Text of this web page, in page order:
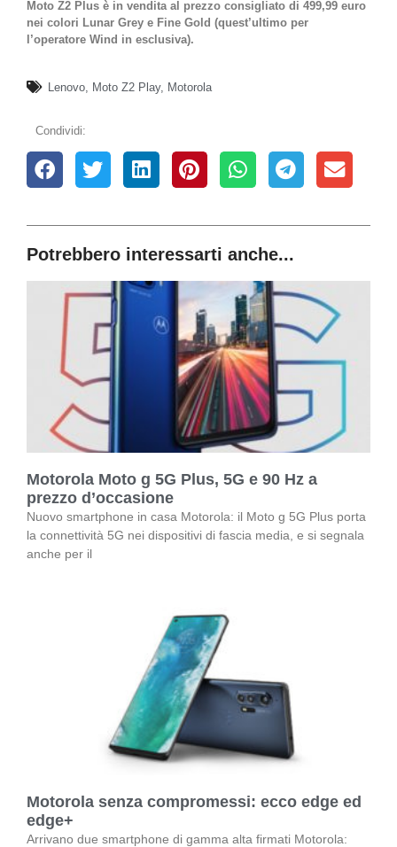
Moto Z2 Plus è in vendita al prezzo consigliato di 499,99 euro
nei colori Lunar Grey e Fine Gold (quest’ultimo per
l’operatore Wind in esclusiva).
Lenovo Moto Z2 Play, Motorola
Condividi:
Potrebbero interessarti anche...
Motorola Moto g 5G Plus, 5G e 90 Hz a
prezzo d’occasione
Nuovo smartphone in casa Motorola: il Moto g 5G Plus porta
la connettività 5G nei dispositivi di fascia media, e si segnala
anche per il
Motorola senza compromessi: ecco edge ed
edge+
Arrivano due smartphone di gamma alta firmati Motorola: